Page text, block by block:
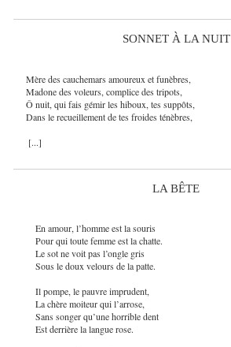
SONNET À LA NUIT
Mère des cauchemars amoureux et funèbres,
Madone des voleurs, complice des tripots,
Ô nuit, qui fais gémir les hiboux, tes suppôts,
Dans le recueillement de tes froides ténèbres,
[...]
LA BÊTE
En amour, l’homme est la souris
Pour qui toute femme est la chatte.
Le sot ne voit pas l’ongle gris
Sous le doux velours de la patte.
Il pompe, le pauvre imprudent,
La chère moiteur qui l’arrose,
Sans songer qu’une horrible dent
Est derrière la langue rose.